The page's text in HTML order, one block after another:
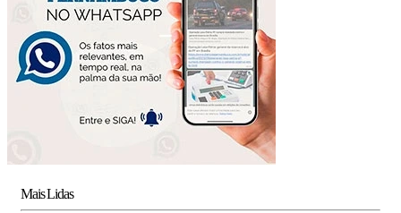
Mais Lidas